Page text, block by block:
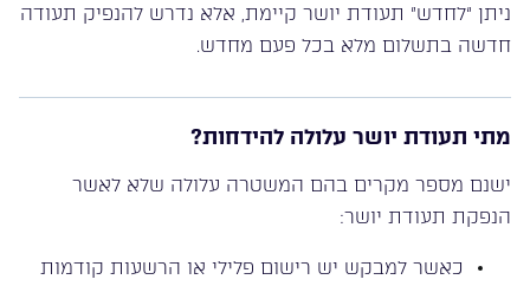
ניתן “לחדש” תעודת יושר קיימת, אלא נדרש להנפיק תעודה
חדשה בתשלום מלא בכל פעם מחדש.
מתי תעודת יושר עלולה להידחות?
ישנם מספר מקרים בהם המשטרה עלולה שלא לאשר
הנפקת תעודת יושר:
כאשר למבקש יש רישום פלילי או הרשעות קודמות